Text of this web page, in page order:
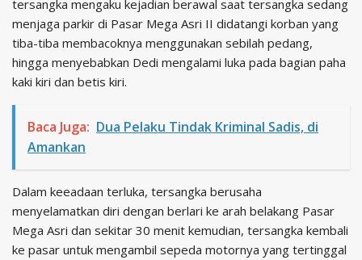
tersangka mengaku kejadian berawal saat tersangka sedang
menjaga parkir di Pasar Mega Asri II didatangi korban yang
tiba-tiba membacoknya menggunakan sebilah pedang,
hingga menyebabkan Dedi mengalami luka pada bagian paha
kaki kiri dan betis kiri.
Baca Juga: Dua Pelaku Tindak Kriminal Sadis, di
Amankan
Dalam keeadaan terluka, tersangka berusaha
menyelamatkan diri dengan berlari ke arah belakang Pasar
Mega Asri dan sekitar 30 menit kemudian, tersangka kembali
ke pasar untuk mengambil sepeda motornya yang tertinggal